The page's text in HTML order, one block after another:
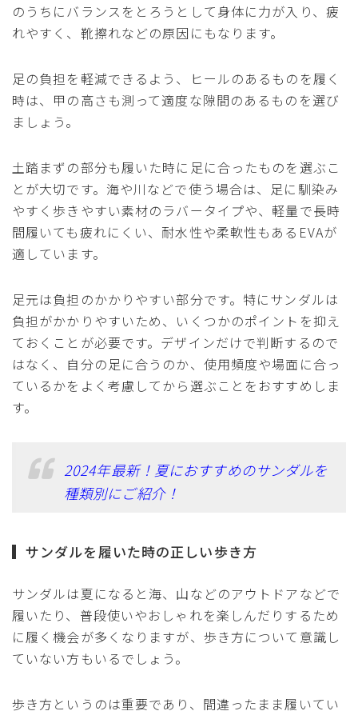
のうちにバランスをとろうとして身体に力が入り、疲
れやすく、靴擦れなどの原因にもなります。
足の負担を軽減できるよう、ヒールのあるものを履く
時は、甲の高さも測って適度な隙間のあるものを選び
ましょう。
土踏まずの部分も履いた時に足に合ったものを選ぶこ
とが大切です。海や川などで使う場合は、足に馴染み
やすく歩きやすい素材のラバータイプや、軽量で長時
間履いても疲れにくい、耐水性や柔軟性もあるEVAが
適しています。
足元は負担のかかりやすい部分です。特にサンダルは
負担がかかりやすいため、いくつかのポイントを抑え
ておくことが必要です。デザインだけで判断するので
はなく、自分の足に合うのか、使用頻度や場面に合っ
ているかをよく考慮してから選ぶことをおすすめしま
す。
2024年最新！夏におすすめのサンダルを
種類別にご紹介！
サンダルを履いた時の正しい歩き方
サンダルは夏になると海、山などのアウトドアなどで
履いたり、普段使いやおしゃれを楽しんだりするため
に履く機会が多くなりますが、歩き方について意識し
ていない方もいるでしょう。
歩き方というのは重要であり、間違ったまま履いてい